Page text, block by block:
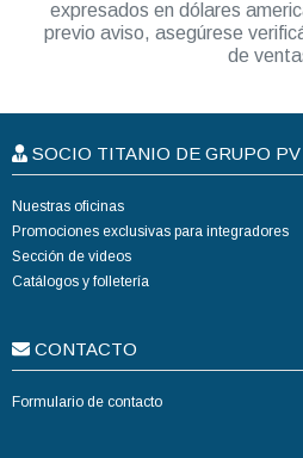
expresados en dólares
previo aviso, asegúrese
de
SOCIO TITANIO DE GRUPO PV
Nuestras oficinas
Promociones exclusivas para integradores
Sección de videos
Catálogos y folletería
CONTACTO
Formulario de contacto